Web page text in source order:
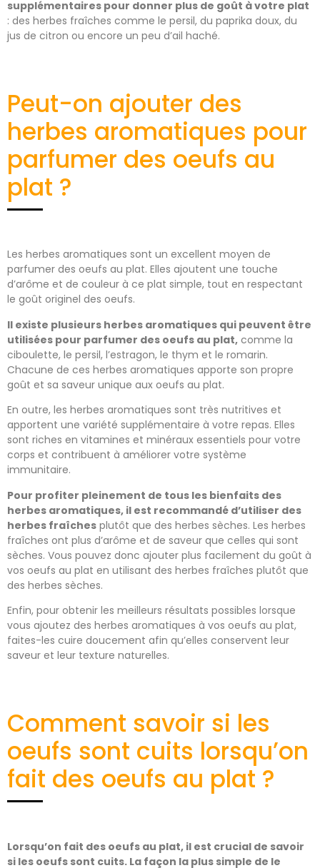
supplémentaires pour donner plus de goût à votre plat
: des herbes fraîches comme le persil, du paprika doux, du
jus de citron ou encore un peu d’ail haché.
Peut-on ajouter des
herbes aromatiques pour
parfumer des oeufs au
plat ?
Les herbes aromatiques sont un excellent moyen de
parfumer des oeufs au plat. Elles ajoutent une touche
d’arôme et de couleur à ce plat simple, tout en respectant
le goût originel des oeufs.
Il existe plusieurs herbes aromatiques qui peuvent être
utilisées pour parfumer des oeufs au plat, comme la
ciboulette, le persil, l’estragon, le thym et le romarin.
Chacune de ces herbes aromatiques apporte son propre
goût et sa saveur unique aux oeufs au plat.
En outre, les herbes aromatiques sont très nutritives et
apportent une variété supplémentaire à votre repas. Elles
sont riches en vitamines et minéraux essentiels pour votre
corps et contribuent à améliorer votre système
immunitaire.
Pour profiter pleinement de tous les bienfaits des
herbes aromatiques, il est recommandé d’utiliser des
herbes fraîches plutôt que des herbes sèches. Les herbes
fraîches ont plus d’arôme et de saveur que celles qui sont
sèches. Vous pouvez donc ajouter plus facilement du goût à
vos oeufs au plat en utilisant des herbes fraîches plutôt que
des herbes sèches.
Enfin, pour obtenir les meilleurs résultats possibles lorsque
vous ajoutez des herbes aromatiques à vos oeufs au plat,
faites-les cuire doucement afin qu’elles conservent leur
saveur et leur texture naturelles.
Comment savoir si les
oeufs sont cuits lorsqu’on
fait des oeufs au plat ?
Lorsqu’on fait des oeufs au plat, il est crucial de savoir
si les oeufs sont cuits. La façon la plus simple de le